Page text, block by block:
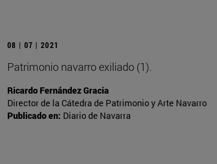
08 | 07 | 2021
Patrimonio navarro exiliado (1).
Ricardo Fernández Gracia
Director de la Cátedra de Patrimonio y Arte Navarro
Publicado en: Diario de Navarra